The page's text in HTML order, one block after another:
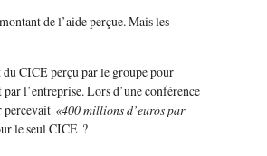
de l’aide perçue. Mais les
CICE perçu par le groupe pour
l’entreprise. Lors d’une conférence
percevait «400 millions d’euros par
le seul CICE ?